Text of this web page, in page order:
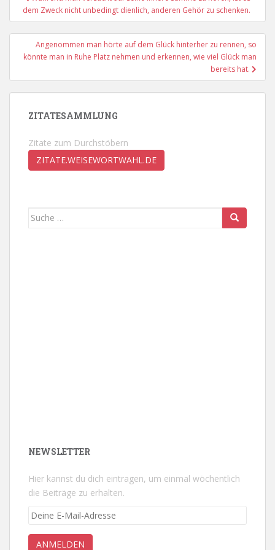
dem Zweck nicht unbedingt dienlich, anderen Gehör zu schenken.
Angenommen man hörte auf dem Glück hinterher zu rennen, so
könnte man in Ruhe Platz nehmen und erkennen, wie viel Glück man
bereits hat.
ZITATESAMMLUNG
Zitate zum Durchstöbern
ZITATE.WEISEWORTWAHL.DE
Suche
NEWSLETTER
Hier kannst du dich eintragen, um einmal wöchentlich
die Beiträge zu erhalten.